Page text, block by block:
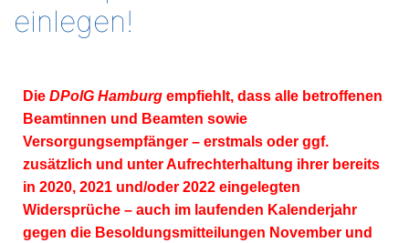
einlegen!
Die DPolG Hamburg empfiehlt, dass alle betroffenen
Beamtinnen und Beamten sowie
Versorgungsempfänger – erstmals oder ggf.
zusätzlich und unter Aufrechterhaltung ihrer bereits
in 2020, 2021 und/oder 2022 eingelegten
Widersprüche – auch im laufenden Kalenderjahr
gegen die Besoldungsmitteilungen November und